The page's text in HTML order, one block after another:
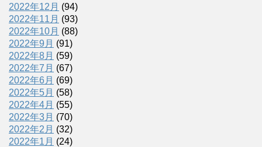
2022年12月 (94)
2022年11月 (93)
2022年10月 (88)
2022年9月 (91)
2022年8月 (59)
2022年7月 (67)
2022年6月 (69)
2022年5月 (58)
2022年4月 (55)
2022年3月 (70)
2022年2月 (32)
2022年1月 (24)